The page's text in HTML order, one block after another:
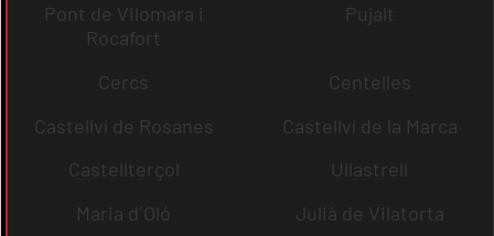
Pont de Vilomara i
Rocafort
Pujalt
Cercs
Centelles
Castellví de Rosanes
Castellví de la Marca
Castellterçol
Ullastrell
Maria d´Oló
Julià de Vilatorta